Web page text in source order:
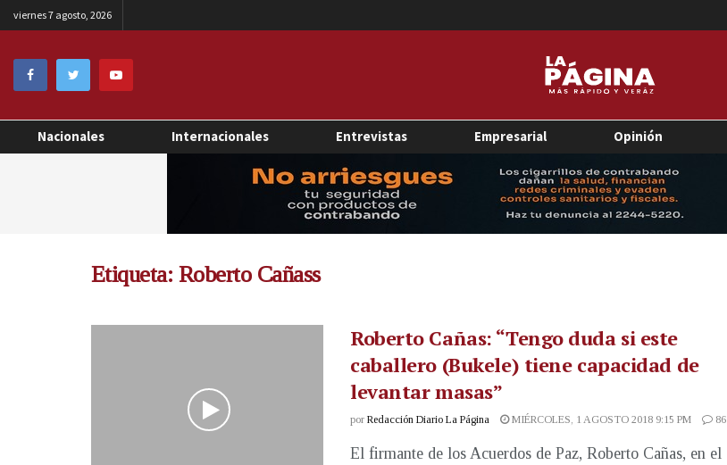
viernes 7 agosto, 2026
Nacionales Internacionales Entrevistas Empresarial Opinión
Etiqueta: Roberto Cañass
Roberto Cañas: “Tengo duda si este
caballero (Bukele) tiene capacidad de
levantar masas”
por Redacción Diario La Página MIÉRCOLES, 1 AGOSTO 2018 9:15 PM 86
El firmante de los Acuerdos de Paz, Roberto Cañas, en el